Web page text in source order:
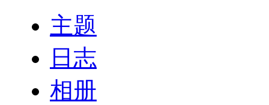
主题
日志
相册